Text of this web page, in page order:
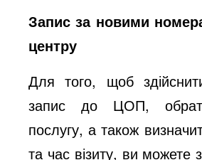
Запис за новими
центру
Для того, щоб
запис до ЦОП,
послугу, а також
та час візиту, ви можете